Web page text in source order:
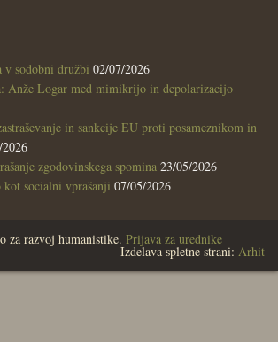
sodobni družbi 02/07/2026
Anže Logar med mimikrijo in depolarizacijo
in sankcije EU proti posameznikom in
zgodovinskega spomina 23/05/2026
socialni vprašanji 07/05/2026
za razvoj humanistike. Prijava za urednike
Izdelava spletne strani: Arhit